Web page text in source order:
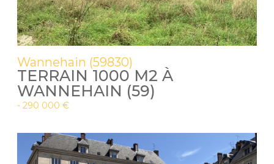
Wannehain (59830)
TERRAIN 1000 M2 À
WANNEHAIN (59)
- 290 000 €